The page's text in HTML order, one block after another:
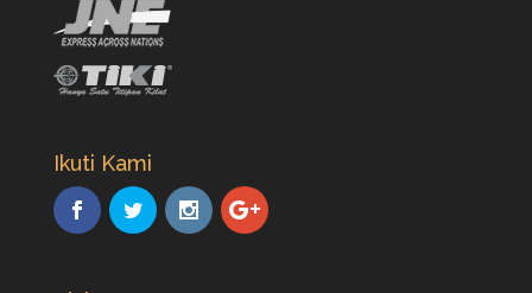
Ikuti Kami